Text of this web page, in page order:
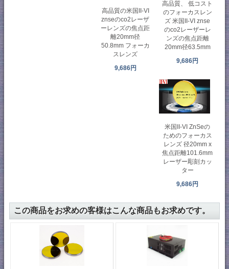
高品質の米国II-VI
znseのco2レーザ
ーレンズの焦点距
離20mm径
50.8mm フォーカ
スレンズ
9,686円
高品質、 低コスト
のフォーカスレン
ズ 米国II-VI znse
のco2レーザーレ
ンズの焦点距離
20mm径63.5mm
9,686円
米国II-VI ZnSeの
ためのフォーカス
レンズ 径20mm x
焦点距離101.6mm
レーザー彫刻カッ
ター
9,686円
この商品をお求めの客様はこんな商品もお求めです。